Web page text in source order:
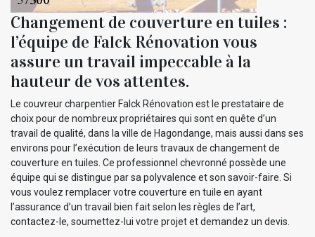
Changement de couverture en tuiles :
l’équipe de Falck Rénovation vous
assure un travail impeccable à la
hauteur de vos attentes.
Le couvreur charpentier Falck Rénovation est le prestataire de
choix pour de nombreux propriétaires qui sont en quête d’un
travail de qualité, dans la ville de Hagondange, mais aussi dans ses
environs pour l’exécution de leurs travaux de changement de
couverture en tuiles. Ce professionnel chevronné possède une
équipe qui se distingue par sa polyvalence et son savoir-faire. Si
vous voulez remplacer votre couverture en tuile en ayant
l’assurance d’un travail bien fait selon les règles de l’art,
contactez-le, soumettez-lui votre projet et demandez un devis.